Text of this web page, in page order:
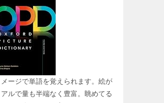
メージで単語を覚えられます。絵が
アルで量も半端なく豊富。眺めてる